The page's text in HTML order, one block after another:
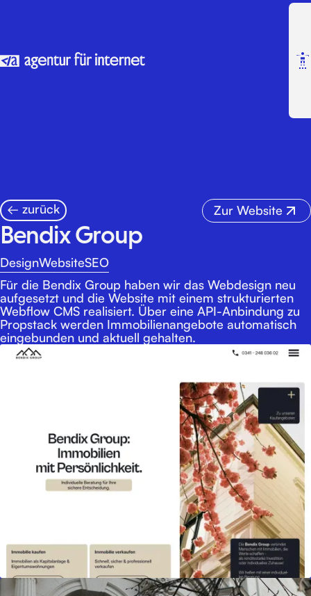
Websiteerstellung
Branding&
Design
Projekte&Referenzen
Team
Kontakt
← zurück Zur Website
BendixGroup
DesignWebsiteSEO
Für die Bendix Group haben wir das Webdesign neu
aufgesetzt und die Website mit einem strukturierten
Webflow CMS realisiert. Über eine API-Anbindung zu
Propstack werden Immobilienangebote automatisch
eingebunden und aktuell gehalten.